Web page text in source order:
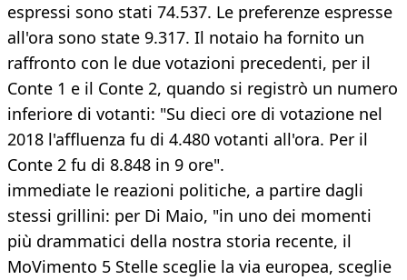
espressi sono stati 74.537. Le preferenze espresse
all'ora sono state 9.317. Il notaio ha fornito un
raffronto con le due votazioni precedenti, per il
Conte 1 e il Conte 2, quando si registrò un numero
inferiore di votanti: "Su dieci ore di votazione nel
2018 l'affluenza fu di 4.480 votanti all'ora. Per il
Conte 2 fu di 8.848 in 9 ore".
immediate le reazioni politiche, a partire dagli
stessi grillini: per Di Maio, "in uno dei momenti
più drammatici della nostra storia recente, il
MoVimento 5 Stelle sceglie la via europea, sceglie